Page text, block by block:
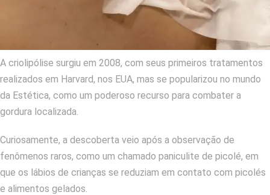
A criolipólise surgiu em 2008, com seus primeiros tratamentos
realizados em Harvard, nos EUA, mas se popularizou no mundo
da Estética, como um poderoso recurso para combater a
gordura localizada.
Curiosamente, a descoberta veio após a observação de
fenômenos raros, como um chamado paniculite de picolé, em
que os lábios de crianças se reduziam em contato com picolés
e alimentos gelados.